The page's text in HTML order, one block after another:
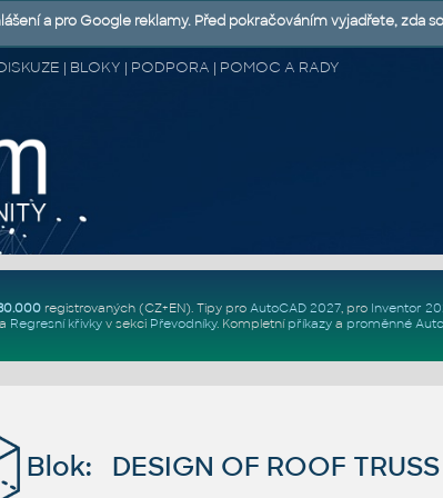
| BLOKY | PODPORA | POMOC A RADY
registrovaných (CZ+EN). Tipy pro AutoCAD 2027, pro Inventor
a Regresní křivkyv sekci Převodníky. Kompletní příkazya proměnné
Blok: DESIGN OF ROOF
a pro Google reklamy. Před pokračováním vyjadřete, zda